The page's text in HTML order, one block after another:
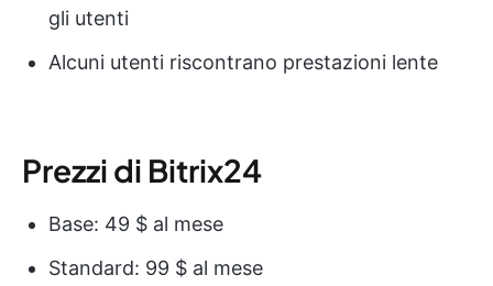
gli utenti
Alcuni utenti riscontrano prestazioni lente
Prezzi di Bitrix24
Base: 49 $ al mese
Standard: 99 $ al mese